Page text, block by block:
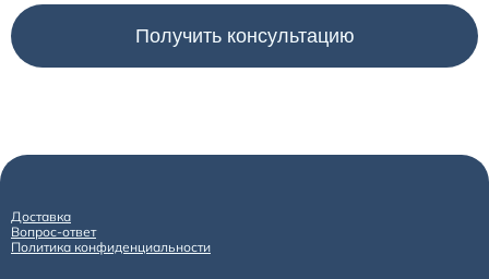
Доставка
Вопрос-ответ
Политика конфиденциальности